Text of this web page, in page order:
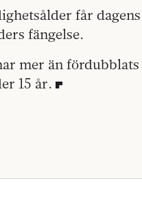
får
fängelse.
mer än fördubblats
15 år.